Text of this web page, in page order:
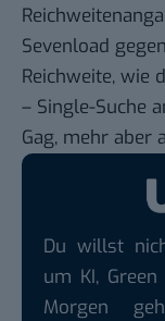
Sevenload
Reichweite, wie
– Single-Suche
Gag, mehr aber
Du willst
um KI,
Morgen